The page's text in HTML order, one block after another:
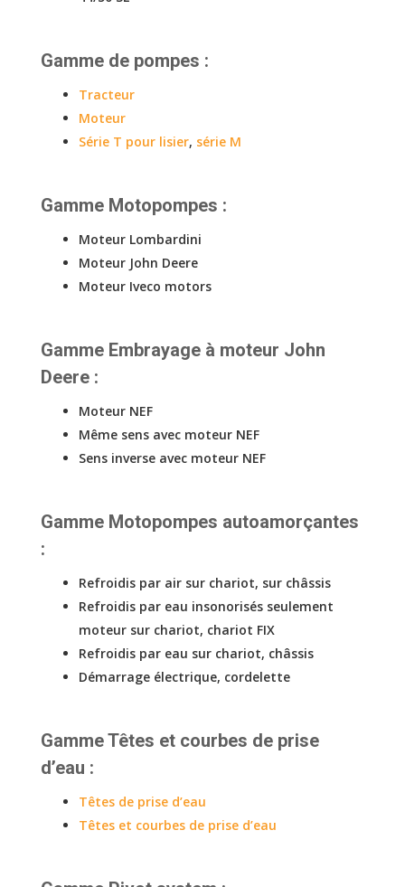
Gamme de pompes :
Tracteur
Moteur
Série T pour lisier, série M
Gamme Motopompes :
Moteur Lombardini
Moteur John Deere
Moteur Iveco motors
Gamme Embrayage à moteur John
Deere:
Moteur NEF
Même sens avec moteur NEF
Sens inverse avec moteur NEF
Gamme Motopompes autoamorçantes
:
Refroidis par air sur chariot, sur châssis
Refroidis par eau insonorisés seulement
moteur sur chariot, chariot FIX
Refroidis par eau sur chariot, châssis
Démarrage électrique, cordelette
Gamme Têtes et courbes de prise
d’eau :
Têtes de prise d’eau
Têtes et courbes de prise d’eau